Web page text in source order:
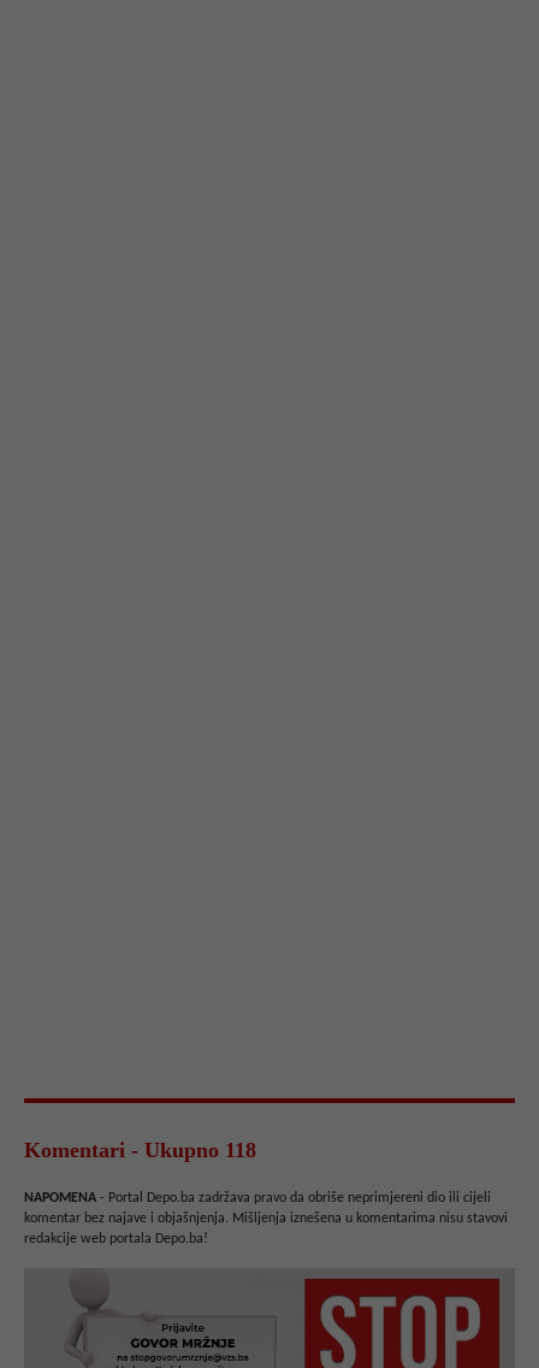
Komentari - Ukupno 118
NAPOMENA - Portal Depo.ba zadržava pravo da obriše neprimjereni dio ili cijeli
komentar bez najave i objašnjenja. Mišljenja iznešena u komentarima nisu stavovi
redakcije web portala Depo.ba!